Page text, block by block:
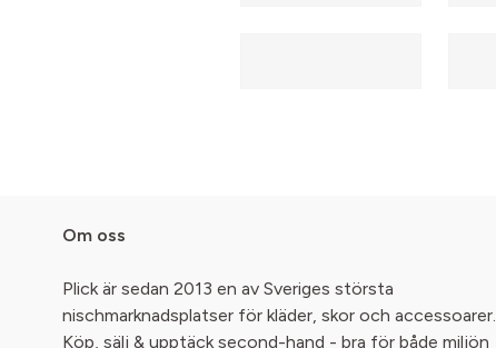
Om oss
Plick är sedan 2013 en av Sveriges största
nischmarknadsplatser för kläder, skor och accessoarer.
Köp, sälj & upptäck second-hand - bra för både miljön